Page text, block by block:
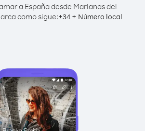
a España desde Marianas del
como sigue:+34+ Número local